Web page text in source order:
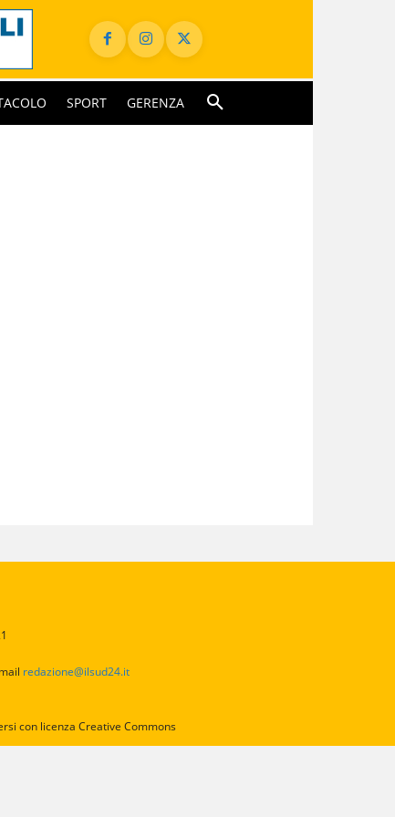
SPORT GERENZA
redazione@ilsud24.it
con licenza Creative Commons